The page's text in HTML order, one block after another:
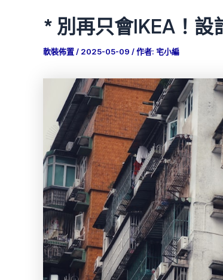
* 別再只會IKEA！設
軟裝佈置/ 2025-05-09 / 作者: 宅小編